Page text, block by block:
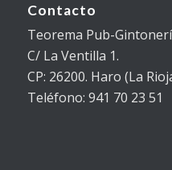
Contacto
Teorema Pub-
C/ La Ventilla 1.
CP: 26200. Haro (La
Teléfono: 941 70 23 51